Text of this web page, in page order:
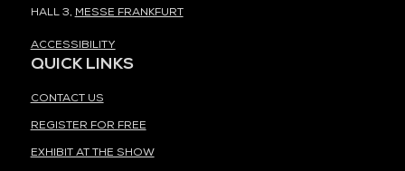
HALL 3, MESSE FRANKFURT
ACCESSIBILITY
QUICK LINKS
CONTACT US
REGISTER FOR FREE
EXHIBIT AT THE SHOW